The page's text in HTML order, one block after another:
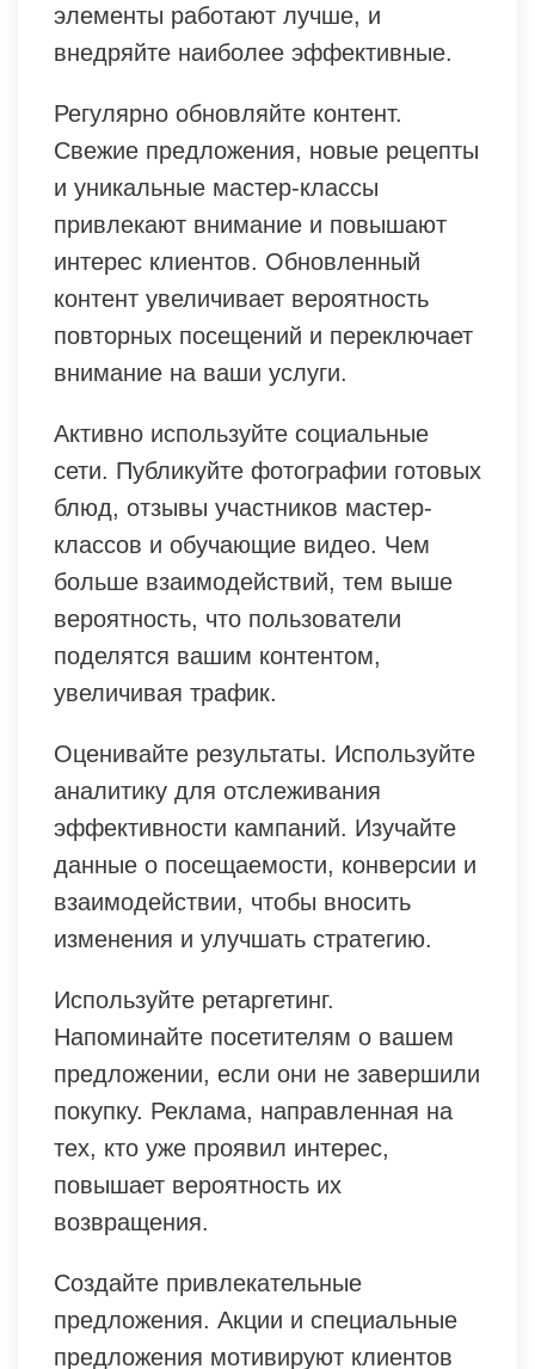
элементы работают лучше, и
внедряйте наиболее эффективные.
Регулярно обновляйте контент.
Свежие предложения, новые рецепты
и уникальные мастер-классы
привлекают внимание и повышают
интерес клиентов. Обновленный
контент увеличивает вероятность
повторных посещений и переключает
внимание на ваши услуги.
Активно используйте социальные
сети. Публикуйте фотографии готовых
блюд, отзывы участников мастер-
классов и обучающие видео. Чем
больше взаимодействий, тем выше
вероятность, что пользователи
поделятся вашим контентом,
увеличивая трафик.
Оценивайте результаты. Используйте
аналитику для отслеживания
эффективности кампаний. Изучайте
данные о посещаемости, конверсии и
взаимодействии, чтобы вносить
изменения и улучшать стратегию.
Используйте ретаргетинг.
Напоминайте посетителям о вашем
предложении, если они не завершили
покупку. Реклама, направленная на
тех, кто уже проявил интерес,
повышает вероятность их
возвращения.
Создайте привлекательные
предложения. Акции и специальные
предложения мотивируют клиентов